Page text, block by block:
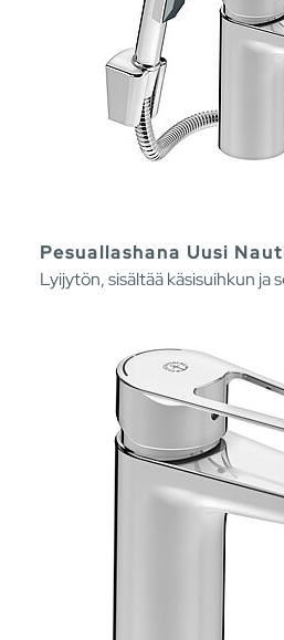
Pesuallashana Uusi
Lyijytön, sisältää käsisuihkun ja